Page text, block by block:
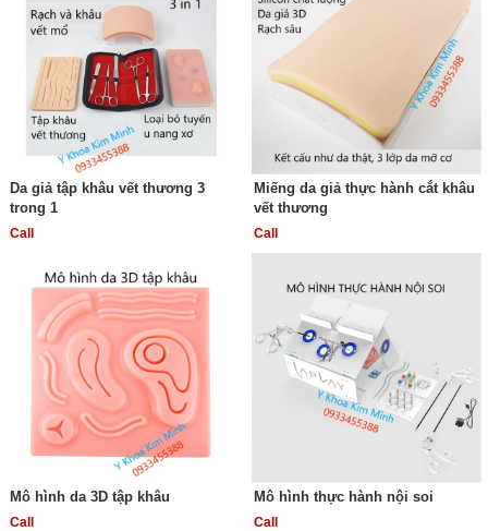
Da giả tập khâu vết thương 3
trong 1
Call
Miếng da giả thực hành cắt khâu
vết thương
Call
Mô hình da 3D tập khâu
Call
Mô hình thực hành nội soi
Call